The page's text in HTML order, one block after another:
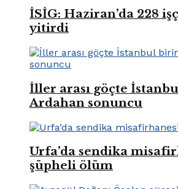
İSİG: Haziran’da 228
yitirdi
İller arası göçte
Ardahan sonuncu
Urfa’da sendika
şüpheli ölüm